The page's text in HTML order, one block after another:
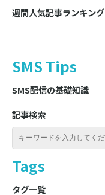
週間人気記事ランキング
SMS Tips
SMS配信の基礎知識
記事検索
Tags
タグ一覧